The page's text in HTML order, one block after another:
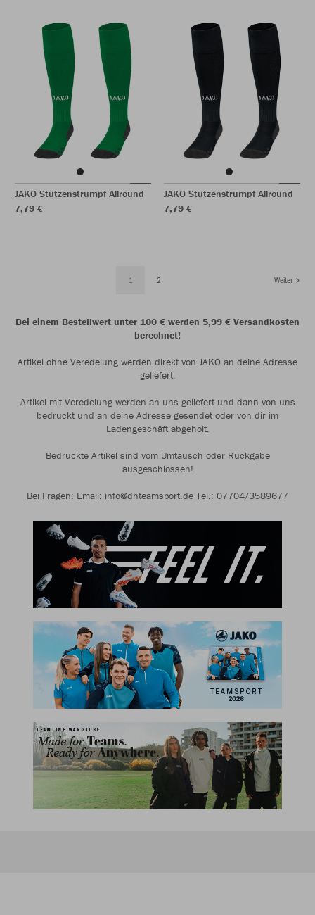
JAKO Stutzenstrumpf Allround
7,79 €
JAKO Stutzenstrumpf Allround
7,79 €
1 2 Weiter
Bei einem Bestellwert unter 100 € werden 5,99 € Versandkosten
berechnet!
Artikel ohne Veredelung werden direkt von JAKO an deine Adresse
geliefert.
Artikel mit Veredelung werden an uns geliefert und dann von uns
bedruckt und an deine Adresse gesendet oder von dir im
Ladengeschäft abgeholt.
Bedruckte Artikel sind vom Umtausch oder Rückgabe
ausgeschlossen!
Bei Fragen: Email: info@dhteamsport.de Tel.: 07704/3589677